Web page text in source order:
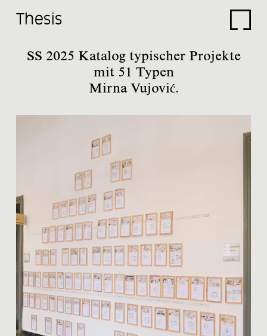
Thesis
Studio
Current
Lectures
Research
Thesis
Electives
Team
Home
Instagram
SS 2025 Katalog typischer Projekte
mit 51 Typen
Mirna Vujović.